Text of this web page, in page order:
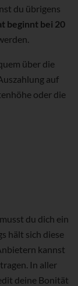
du übrigens
beginnt bei 20
über die
auf
oder die
du dich ein
hält sich diese
kannst
In aller
deine Bonität